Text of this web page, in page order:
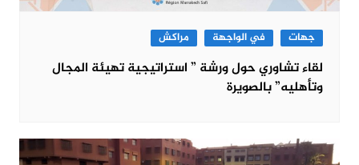
جهات في الواجهة مراكش
لقاء تشاوري حول ورشة ” استراتيجية تهيئة المجال
وتأهليه” بالصويرة